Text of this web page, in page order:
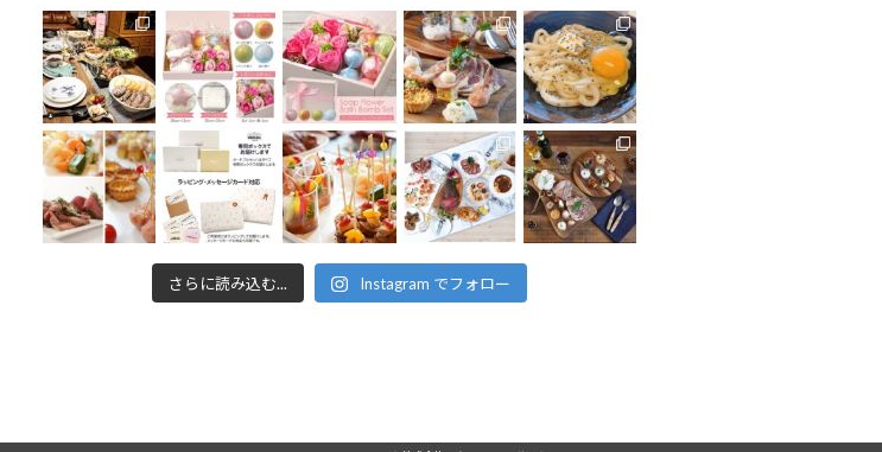
さらに読み込む... Instagram でフォロー